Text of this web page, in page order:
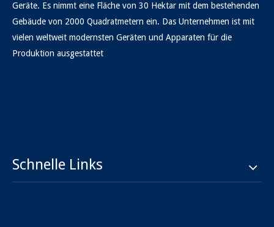
Geräte. Es nimmt eine Fläche von 30 Hektar mit dem bestehenden
Gebäude von 2000 Quadratmetern ein. Das Unternehmen ist mit
vielen weltweit modernsten Geräten und Apparaten für die
Produktion ausgestattet
Schnelle Links